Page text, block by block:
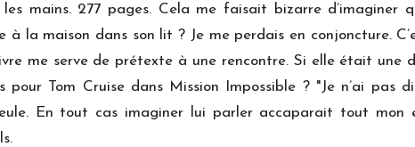
mains. 277 pages. Cela me faisait bizarre d’imaginer
à la maison dans son lit ? Je me perdais en conjoncture.
me serve de prétexte à une rencontre. Si elle était une
Tom Cruise dans Mission Impossible ? "Je n’ai pas
En tout cas imaginer lui parler accaparait tout mon